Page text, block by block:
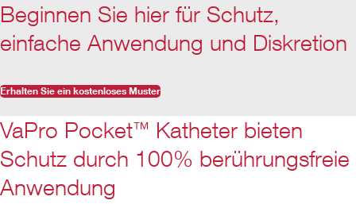
Beginnen Sie hier für Schutz,
einfache Anwendung und Diskretion
Erhalten Sie ein kostenloses Muster
VaPro Pocket™ Katheter bieten
Schutz durch 100% berührungsfreie
Anwendung